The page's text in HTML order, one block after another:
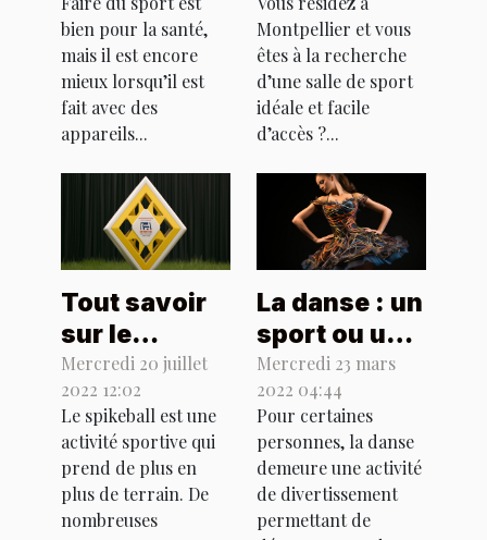
quotidiennes
?
bien pour la santé,
mais il est encore
mieux lorsqu’il est
fait avec des
appareils...
dans une
salle de
sport de
Montpellier ?
Montpellier et vous
êtes à la recherche
d’une salle de sport
idéale et facile
d’accès ?...
Tout savoir
sur le
spikeball
Mercredi 20 juillet
2022 12:02
Le spikeball est une
activité sportive qui
prend de plus en
plus de terrain. De
nombreuses
La danse : un
sport ou un
art ?
Mercredi 23 mars
2022 04:44
Pour certaines
personnes, la danse
demeure une activité
de divertissement
permettant de